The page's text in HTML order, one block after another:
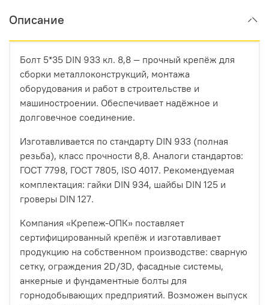
Описание
Болт 5*35 DIN 933 кл. 8,8 — прочный крепёж для
сборки металлоконструкций, монтажа
оборудования и работ в строительстве и
машиностроении. Обеспечивает надёжное и
долговечное соединение.
Изготавливается по стандарту DIN 933 (полная
резьба), класс прочности 8,8. Аналоги стандартов:
ГОСТ 7798, ГОСТ 7805, ISO 4017. Рекомендуемая
комплектация: гайки DIN 934, шайбы DIN 125 и
гроверы DIN 127.
Компания «Крепеж-ОПК» поставляет
сертифицированный крепёж и изготавливает
продукцию на собственном производстве: сварную
сетку, ограждения 2D/3D, фасадные системы,
анкерные и фундаментные болты для
горнодобывающих предприятий. Возможен выпуск